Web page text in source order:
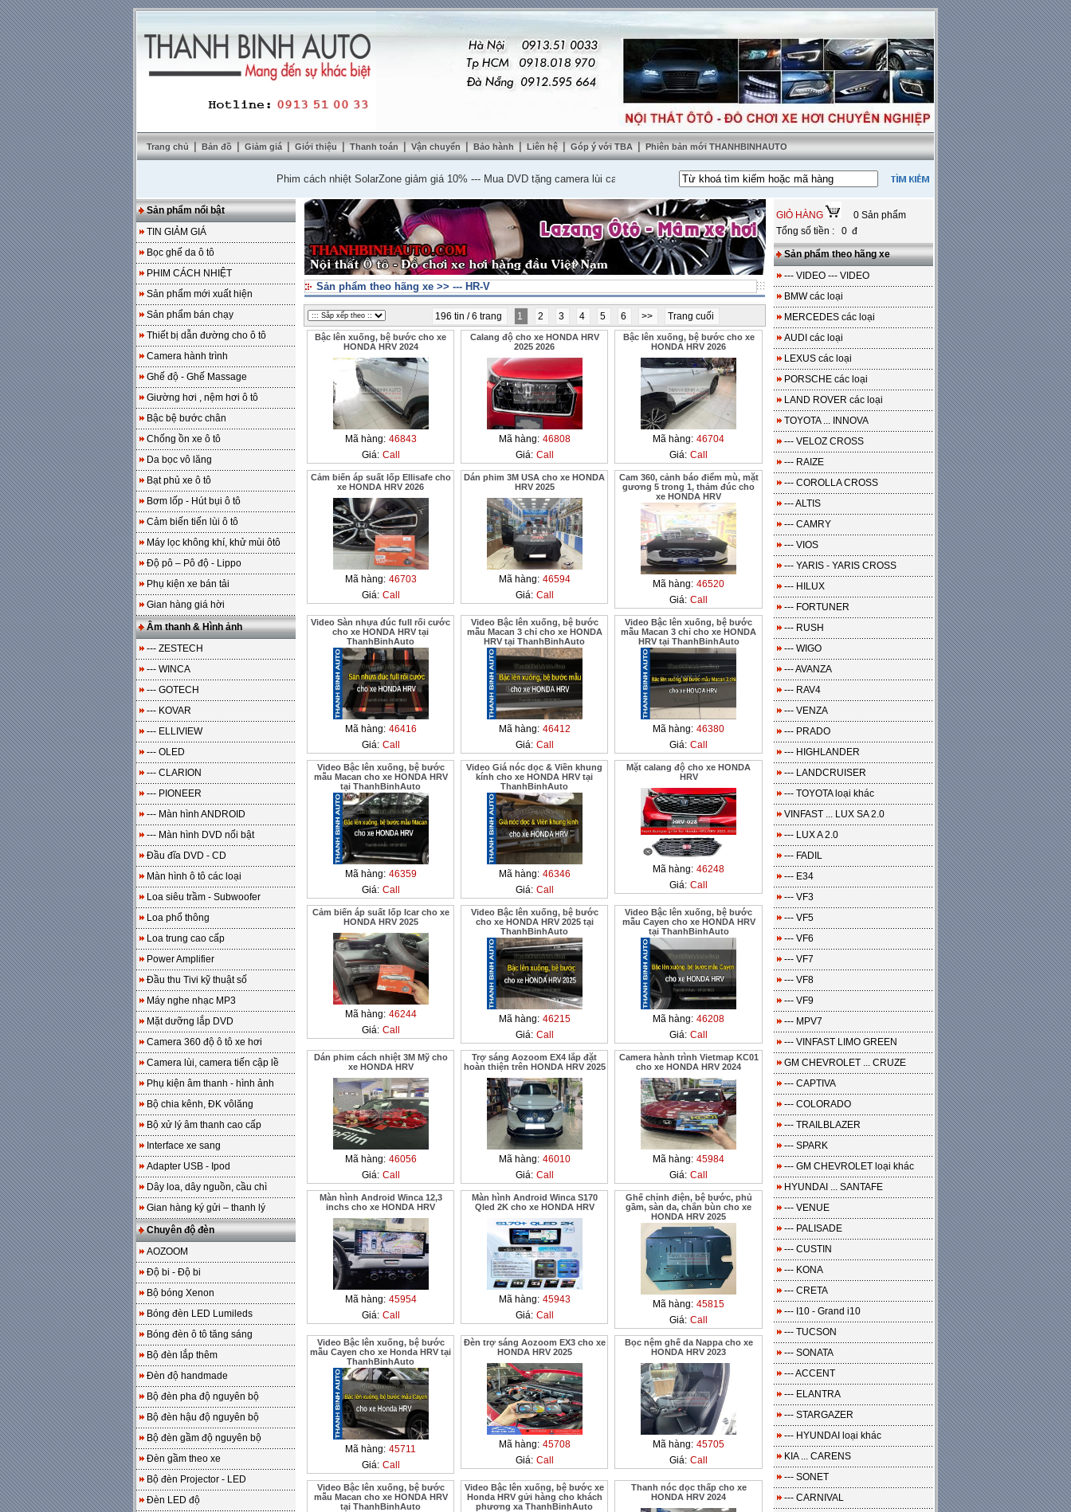
Trang chủ | Bản đồ | Giảm giá | Giới thiệu | Thanh toán | Vận chuyển | Bảo hành | Liên hệ | Góp ý với TBA | Phiên bản mới THANHBINHAUTO
Phim cách nhiệt SolarZone giảm giá 10%---Mua DVD tặng camera lùi cao cấp--- Lắp nệm ghế da thật tặng sàn da---Miễn phí 100% công lắp đặt
Sản phẩm nổi bật
TIN GIẢM GIÁ
Bọc ghế da ô tô
PHIM CÁCH NHIỆT
Sản phẩm mới xuất hiện
Sản phẩm bán chạy
Thiết bị dẫn đường cho ô tô
Camera hành trình
Ghế độ - Ghế Massage
Giường hơi , nệm hơi ô tô
Bậc bệ bước chân
Chống ồn xe ô tô
Da bọc vô lăng
Bạt phủ xe ô tô
Bơm lốp - Hút bụi ô tô
Cảm biến tiến lùi ô tô
Máy lọc không khí, khử mùi ôtô
Độ pô – Pô độ - Lippo
Phụ kiện xe bán tải
Gian hàng giá hời
Âm thanh & Hình ảnh
--- ZESTECH
--- WINCA
--- GOTECH
--- KOVAR
--- ELLIVIEW
--- OLED
--- CLARION
--- PIONEER
--- Màn hình ANDROID
--- Màn hình DVD nổi bật
Đầu đĩa DVD - CD
Màn hình ô tô các loại
Loa siêu trầm - Subwoofer
Loa phổ thông
Loa trung cao cấp
Power Amplifier
Đầu thu Tivi kỹ thuật số
Máy nghe nhạc MP3
Mặt dưỡng lắp DVD
Camera 360 độ ô tô xe hơi
Camera lùi, camera tiến cập lề
Phụ kiện âm thanh - hình ảnh
Bộ chia kênh, ĐK vôlăng
Bộ xử lý âm thanh cao cấp
Interface xe sang
Adapter USB - Ipod
Dây loa, dây nguồn, cầu chì
Gian hàng ký gửi – thanh lý
Chuyên độ đèn
AOZOOM
Độ bi - Độ bi
Bộ bóng Xenon
Bóng đèn LED Lumileds
Bóng đèn ô tô tăng sáng
Bộ đèn lắp thêm
Đèn độ handmade
Bộ đèn pha độ nguyên bộ
Bộ đèn hậu độ nguyên bộ
Bộ đèn gầm độ nguyên bộ
Đèn gầm theo xe
Bộ đèn Projector - LED
Đèn LED độ
Sản phẩm theo hãng xe >> --- HR-V
196 tin / 6 trang 1 2 3 4 5 6 >> Trang cuối
Bậc lên xuống, bệ bước cho xe
HONDA HRV 2024
Mã hàng: 46843
Giá: Call
Calang độ cho xe HONDA HRV
2025 2026
Mã hàng: 46808
Giá: Call
Bậc lên xuống, bệ bước cho xe
HONDA HRV 2026
Mã hàng: 46704
Giá: Call
Cảm biến áp suất lốp Ellisafe cho
xe HONDA HRV 2026
Mã hàng: 46703
Giá: Call
Dán phim 3M USA cho xe HONDA
HRV 2025
Mã hàng: 46594
Giá: Call
Cam 360, cảnh báo điểm mù, mặt
gương 5 trong 1, thảm đúc cho
xe HONDA HRV
Mã hàng: 46520
Giá: Call
Video Sàn nhựa đúc full rối cước
cho xe HONDA HRV tại
ThanhBinhAuto
Mã hàng: 46416
Giá: Call
Video Bậc lên xuống, bệ bước
mẫu Macan 3 chỉ cho xe HONDA
HRV tại ThanhBinhAuto
Mã hàng: 46412
Giá: Call
Video Bậc lên xuống, bệ bước
mẫu Macan 3 chỉ cho xe HONDA
HRV tại ThanhBinhAuto
Mã hàng: 46380
Giá: Call
Video Bậc lên xuống, bệ bước
mẫu Macan cho xe HONDA HRV
tại ThanhBinhAuto
Mã hàng: 46359
Giá: Call
Video Giá nóc dọc & Viền khung
kính cho xe HONDA HRV tại
ThanhBinhAuto
Mã hàng: 46346
Giá: Call
Mặt calang độ cho xe HONDA
HRV
Mã hàng: 46248
Giá: Call
Cảm biến áp suất lốp Icar cho xe
HONDA HRV 2025
Mã hàng: 46244
Giá: Call
Video Bậc lên xuống, bệ bước
cho xe HONDA HRV 2025 tại
ThanhBinhAuto
Mã hàng: 46215
Giá: Call
Video Bậc lên xuống, bệ bước
mẫu Cayen cho xe HONDA HRV
tại ThanhBinhAuto
Mã hàng: 46208
Giá: Call
Dán phim cách nhiệt 3M Mỹ cho
xe HONDA HRV
Mã hàng: 46056
Giá: Call
Trợ sáng Aozoom EX4 lắp đặt
hoàn thiện trên HONDA HRV 2025
Mã hàng: 46010
Giá: Call
Camera hành trình Vietmap KC01
cho xe HONDA HRV 2024
Mã hàng: 45984
Giá: Call
Màn hình Android Winca 12,3
inchs cho xe HONDA HRV
Mã hàng: 45954
Giá: Call
Màn hình Android Winca S170
Qled 2K cho xe HONDA HRV
Mã hàng: 45943
Giá: Call
Ghế chỉnh điện, bệ bước, phủ
gầm, sàn da, chắn bùn cho xe
HONDA HRV 2025
Mã hàng: 45815
Giá: Call
Video Bậc lên xuống, bệ bước
mẫu Cayen cho xe Honda HRV tại
ThanhBinhAuto
Mã hàng: 45711
Giá: Call
Đèn trợ sáng Aozoom EX3 cho xe
HONDA HRV 2025
Mã hàng: 45708
Giá: Call
Bọc nệm ghế da Nappa cho xe
HONDA HRV 2023
Mã hàng: 45705
Giá: Call
Video Bậc lên xuống, bệ bước
mẫu Macan cho xe HONDA HRV
tại ThanhBinhAuto
Video Bậc lên xuống, bệ bước xe
Honda HRV gửi hàng cho khách
phương xa ThanhBinhAuto
Thanh nóc dọc thấp cho xe
HONDA HRV 2024
GIỎ HÀNG
0 Sản phẩm
Tổng số tiền : 0 đ
Sản phẩm theo hãng xe
--- VIDEO --- VIDEO
BMW các loại
MERCEDES các loại
AUDI các loại
LEXUS các loại
PORSCHE các loại
LAND ROVER các loại
TOYOTA ... INNOVA
--- VELOZ CROSS
--- RAIZE
--- COROLLA CROSS
--- ALTIS
--- CAMRY
--- VIOS
--- YARIS - YARIS CROSS
--- HILUX
--- FORTUNER
--- RUSH
--- WIGO
--- AVANZA
--- RAV4
--- VENZA
--- PRADO
--- HIGHLANDER
--- LANDCRUISER
--- TOYOTA loại khác
VINFAST ... LUX SA 2.0
--- LUX A 2.0
--- FADIL
--- E34
--- VF3
--- VF5
--- VF6
--- VF7
--- VF8
--- VF9
--- MPV7
--- VINFAST LIMO GREEN
GM CHEVROLET ... CRUZE
--- CAPTIVA
--- COLORADO
--- TRAILBLAZER
--- SPARK
--- GM CHEVROLET loại khác
HYUNDAI ... SANTAFE
--- VENUE
--- PALISADE
--- CUSTIN
--- KONA
--- CRETA
--- I10 - Grand i10
--- TUCSON
--- SONATA
--- ACCENT
--- ELANTRA
--- STARGAZER
--- HYUNDAI loại khác
KIA ... CARENS
--- SONET
--- CARNIVAL